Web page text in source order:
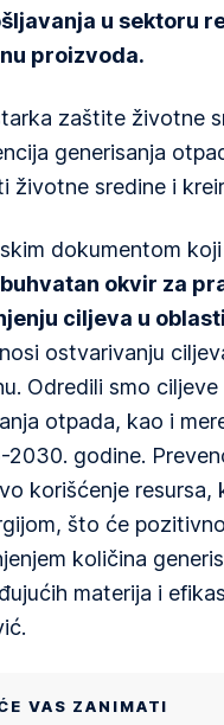
u sektoru
proizvoda.
zaštite životne
generisanja
životne sredine i
dokumentom
okvir za
ciljeva u
ostvarivanju
Odredili smo
otpada, kao i
2030. godine.
korišćenje resursa,
što će
količina
materija i
VAS ZANIMATI